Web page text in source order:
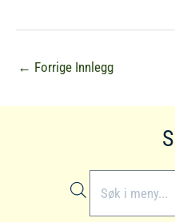
← Forrige Innlegg